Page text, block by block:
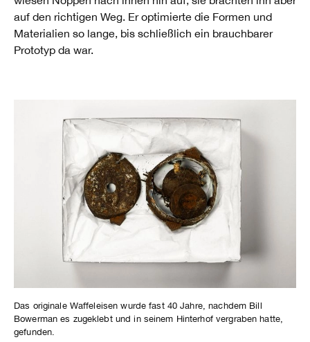
auf den richtigen Weg. Er optimierte die Formen und
Materialien so lange, bis schließlich ein brauchbarer
Prototyp da war.
Das originale Waffeleisen wurde fast 40 Jahre, nachdem Bill
Bowerman es zugeklebt und in seinem Hinterhof vergraben hatte,
gefunden.